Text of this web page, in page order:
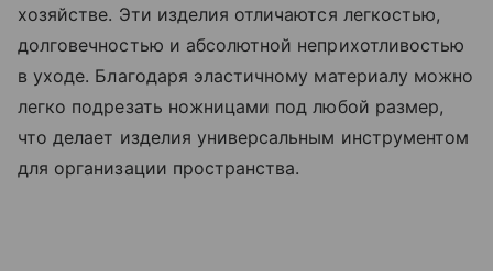
хозяйстве. Эти изделия отличаются легкостью,
долговечностью и абсолютной неприхотливостью
в уходе. Благодаря эластичному материалу можно
легко подрезать ножницами под любой размер,
что делает изделия универсальным инструментом
для организации пространства.